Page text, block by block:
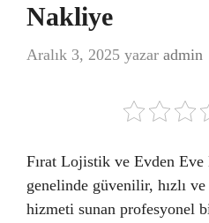
Nakliye
Aralık 3, 2025 yazar admin
Fırat Lojistik ve Evden
genelinde güvenilir, hızlı ve
hizmeti sunan profesyonel